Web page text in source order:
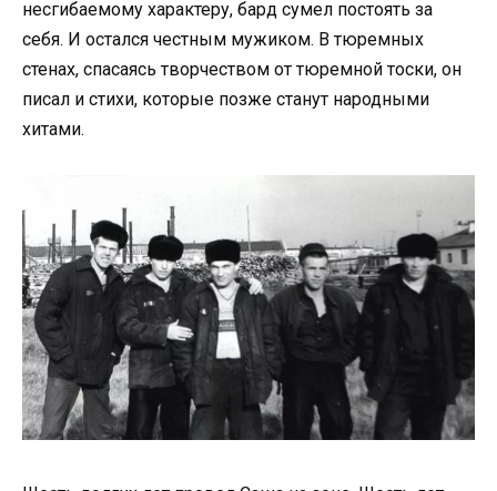
несгибаемому характеру, бард сумел постоять за
себя. И остался честным мужиком. В тюремных
стенах, спасаясь творчеством от тюремной тоски, он
писал и стихи, которые позже станут народными
хитами.